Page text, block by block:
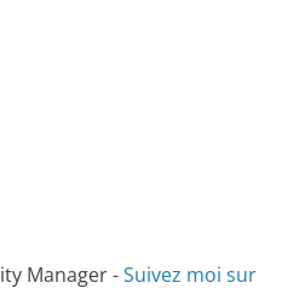
Manager -Suivez moi sur